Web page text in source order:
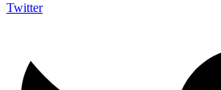
Twitter